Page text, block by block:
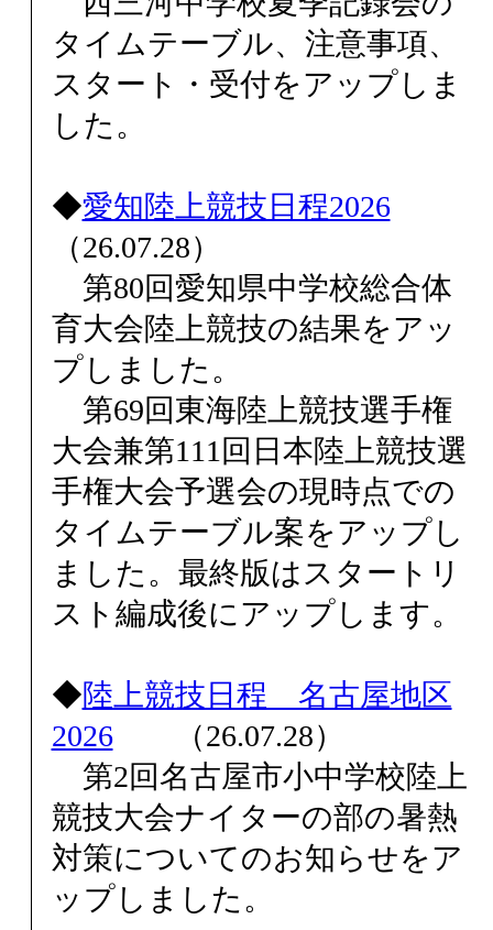
タイムテーブル、注意事項、
スタート・受付をアップしま
した。
◆愛知陸上競技日程2026
（26.07.28）
第80回愛知県中学校総合体
育大会陸上競技の結果をアッ
プしました。
第69回東海陸上競技選手権
大会兼第111回日本陸上競技選
手権大会予選会の現時点での
タイムテーブル案をアップし
ました。最終版はスタートリ
スト編成後にアップします。
◆陸上競技日程 名古屋地区
2026（26.07.28）
第2回名古屋市小中学校陸上
競技大会ナイターの部の暑熱
対策についてのお知らせをア
ップしました。